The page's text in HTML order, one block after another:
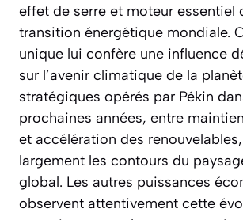
effet de serre et moteur essentiel
transition énergétique mondiale.
unique lui confère une influence
sur l’avenir climatique de la
stratégiques opérés par Pékin
prochaines années, entre
et accélération des
largement les contours du
global. Les autres puissances
observent attentivement cette